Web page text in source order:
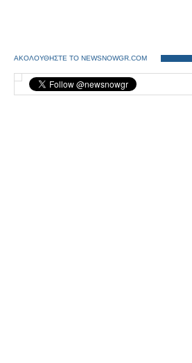
ΑΚΟΛΟΥΘΗΣΤΕ ΤΟ NEWSNOWGR.COM